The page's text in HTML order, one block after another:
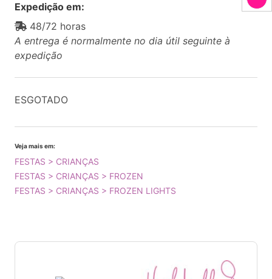
Expedição em:
48/72 horas
A entrega é normalmente no dia útil seguinte à
expedição
ESGOTADO
Veja mais em:
FESTAS > CRIANÇAS
FESTAS > CRIANÇAS > FROZEN
FESTAS > CRIANÇAS > FROZEN LIGHTS